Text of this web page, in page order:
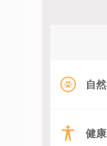
自然
健康